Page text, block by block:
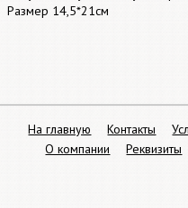
Размер 14,5*21см
На главную Контакты
О компании
Реквизиты